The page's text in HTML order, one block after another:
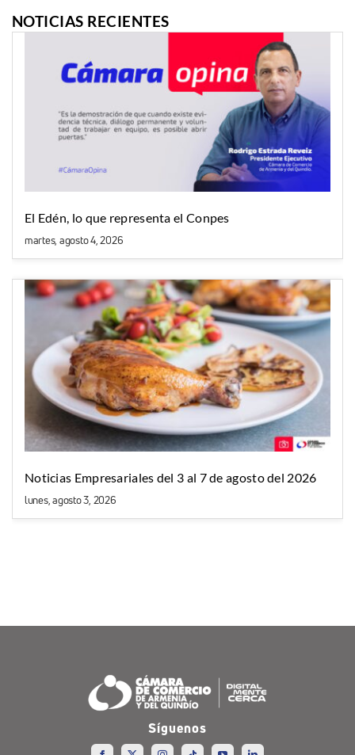
NOTICIAS RECIENTES
El Edén, lo que representa el Conpes
martes, agosto 4, 2026
Noticias Empresariales del 3 al 7 de agosto del 2026
lunes, agosto 3, 2026
Síguenos